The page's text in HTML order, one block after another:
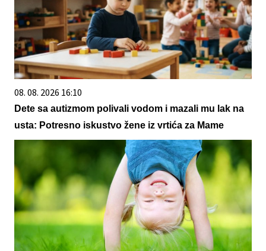
08. 08. 2026 16:10
Dete sa autizmom polivali vodom i mazali mu lak na
usta: Potresno iskustvo žene iz vrtića za Mame